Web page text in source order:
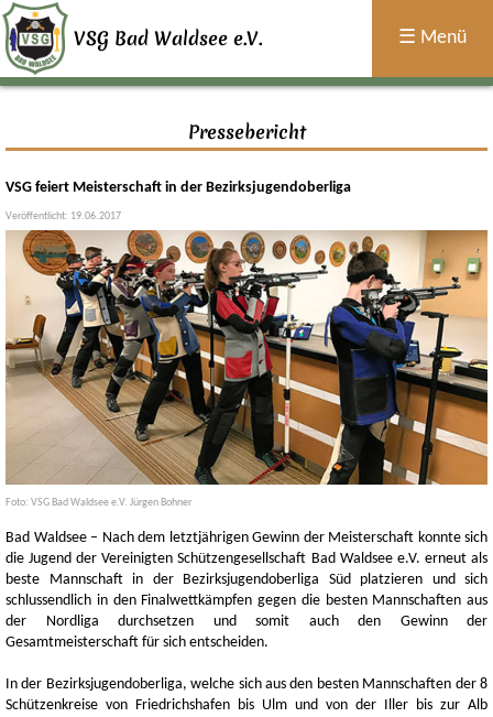
VSG Bad Waldsee e.V. ☰ Menü
×
Home
Sport
Termine
Uns
Jugend
Historie
Allgemein
Pressebericht
VSG feiert Meisterschaft in der Bezirksjugendoberliga
Veröffentlicht: 19.06.2017
Foto: VSG Bad Waldsee e.V. Jürgen Bohner
Bad Waldsee – Nach dem letztjährigen Gewinn der Meisterschaft konnte sich
die Jugend der Vereinigten Schützengesellschaft Bad Waldsee e.V. erneut als
beste Mannschaft in der Bezirksjugendoberliga Süd platzieren und sich
schlussendlich in den Finalwettkämpfen gegen die besten Mannschaften aus
der Nordliga durchsetzen und somit auch den Gewinn der
Gesamtmeisterschaft für sich entscheiden.
In der Bezirksjugendoberliga, welche sich aus den besten Mannschaften der 8
Schützenkreise von Friedrichshafen bis Ulm und von der Iller bis zur Alb